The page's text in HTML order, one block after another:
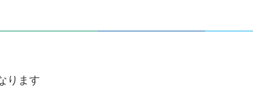
ります